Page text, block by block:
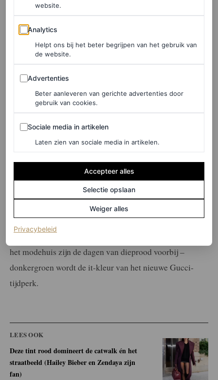
De kleurwisseling van rood naar groen – beide overigens
al decennia onderdeel van het Gucci-streeplogo —
een groene look krijgen, valt echter nog te bezien. Wel
zijn het logo én het Instagramaccount van het merk
inmiddels al volledig groen gekleurd, inclusief nieuwe
(of eigenlijk: oude) look, in de vorm van het in elkaar
grijpende G-embleem. Het moge duidelijk zijn: volgens
het modehuis zijn de dagen van dieprood voorbij –
donkergroen wordt de it-kleur van het nieuwe Gucci-
tijdperk.
LEES OOK
Deze tint rood domineert de catwalk én het
straatbeeld (Hailey Bieber en Zendaya zijn
fan)
website.
Analytics
Analytics
Helpt ons bij het beter begrijpen van het gebruik van
de website.
Advertenties
Advertenties
Beter aanleveren van gerichte advertenties door
gebruik van cookies.
Sociale media in artikelen
Sociale media in artikelen
Laten zien van sociale media in artikelen.
Accepteer alles
Selectie opslaan
Weiger alles
Privacybeleid